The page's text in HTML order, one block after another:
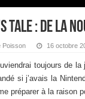
Tale : de la
Poisson 16 octobre
toujours de
si j’avais la
préparer à la raison